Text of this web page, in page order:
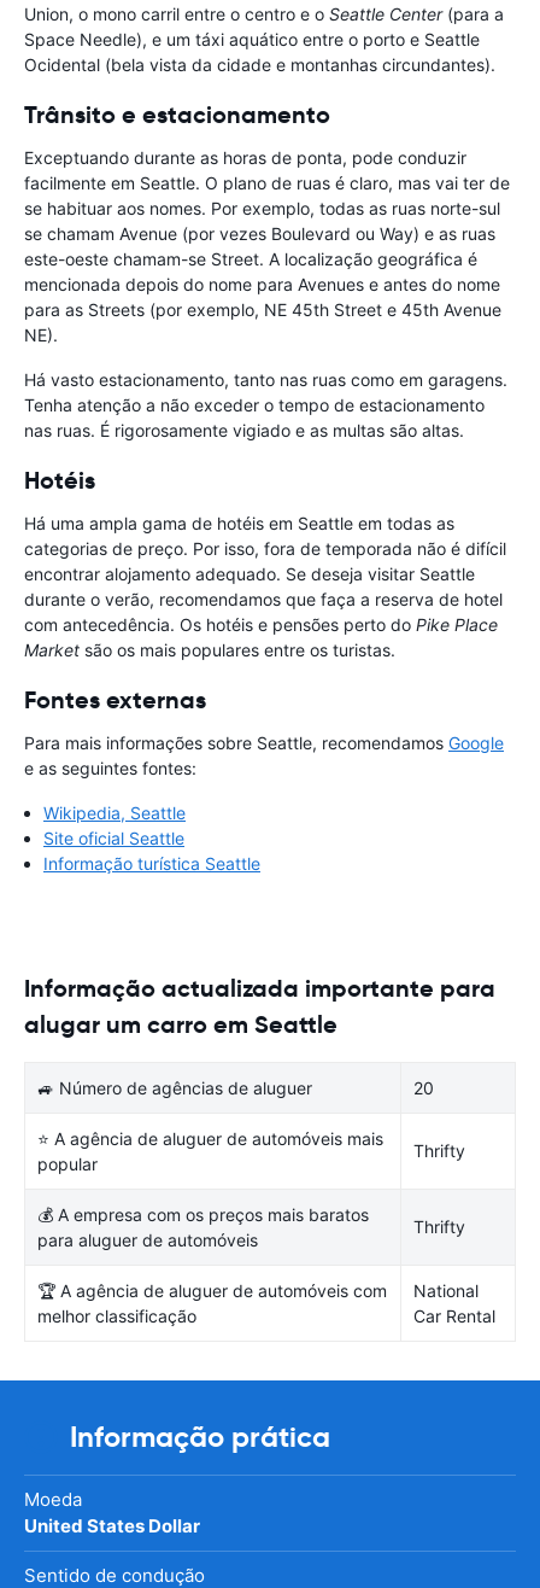
Union, o mono carril entre o centro e o Seattle Center(para a
Space Needle), e um táxi aquático entre o porto e Seattle
Ocidental (bela vista da cidade e montanhas circundantes).
Trânsito e estacionamento
Exceptuando durante as horas de ponta, pode conduzir
facilmente em Seattle. O plano de ruas é claro, mas vai ter de
se habituar aos nomes. Por exemplo, todas as ruas norte-sul
se chamam Avenue (por vezes Boulevard ou Way) e as ruas
este-oeste chamam-se Street. A localização geográfica é
mencionada depois do nome para Avenues e antes do nome
para as Streets (por exemplo, NE 45th Street e 45th Avenue
NE).
Há vasto estacionamento, tanto nas ruas como em garagens.
Tenha atenção a não exceder o tempo de estacionamento
nas ruas. É rigorosamente vigiado e as multas são altas.
Hotéis
Há uma ampla gama de hotéis em Seattle em todas as
categorias de preço. Por isso, fora de temporada não é difícil
encontrar alojamento adequado. Se deseja visitar Seattle
durante o verão, recomendamos que faça a reserva de hotel
com antecedência. Os hotéis e pensões perto do Pike Place
Market são os mais populares entre os turistas.
Fontes externas
Para mais informações sobre Seattle, recomendamos Google
e as seguintes fontes:
Wikipedia, Seattle
Site oficial Seattle
Informação turística Seattle
Informação actualizada importante para
alugar um carro em Seattle
🚙 Número de agências de aluguer 20
⭐ A agência de aluguer de automóveis mais
popular
Thrifty
💰 A empresa com os preços mais baratos
para aluguer de automóveis
Thrifty
🏆 A agência de aluguer de automóveis com
melhor classificação
National
Car Rental
Informação prática
Moeda
United States Dollar
Sentido de condução